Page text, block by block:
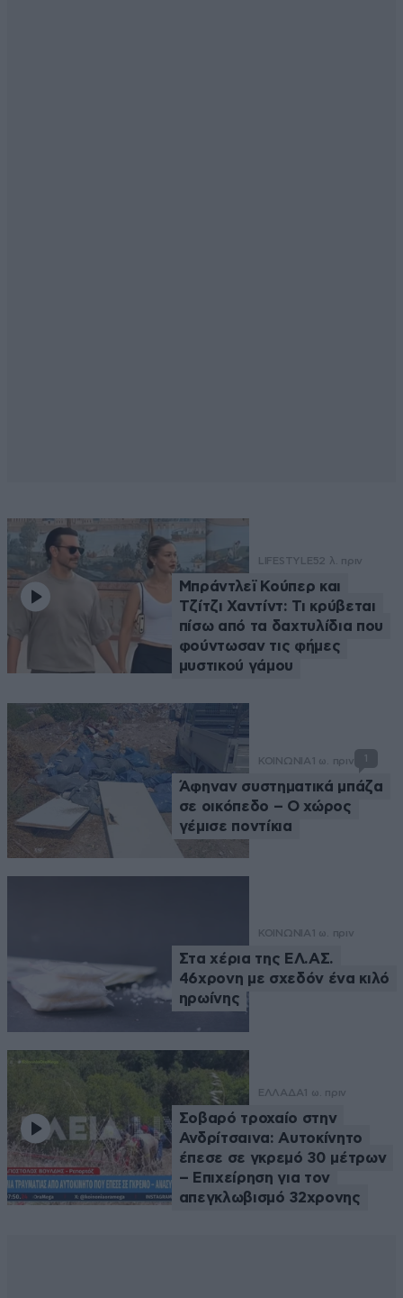
LIFESTYLE52 λ. πριν
Μπράντλεϊ Κούπερ και
Τζίτζι Χαντίντ: Τι κρύβεται
πίσω από τα δαχτυλίδια που
φούντωσαν τις φήμες
μυστικού γάμου
ΚΟΙΝΩΝΙΑ 1 ω. πριν
Άφηναν συστηματικά μπάζα
σε οικόπεδο – Ο χώρος
γέμισε ποντίκια
ΚΟΙΝΩΝΙΑ 1 ω. πριν
Στα χέρια της ΕΛ.ΑΣ.
46χρονη με σχεδόν ένα κιλό
ηρωίνης
ΕΛΛΑΔΑ 1 ω. πριν
Σοβαρό τροχαίο στην
Ανδρίτσαινα: Αυτοκίνητο
έπεσε σε γκρεμό 30 μέτρων
– Επιχείρηση για τον
απεγκλωβισμό 32χρονης